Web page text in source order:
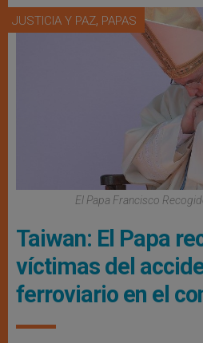
JUSTICIA Y PAZ, PAPAS
El Papa Francisco
Taiwan: El Papa
víctimas del
ferroviario en el